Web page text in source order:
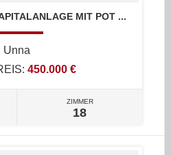
MIT POT ...
Unna
450.000 €
ZIMMER
18